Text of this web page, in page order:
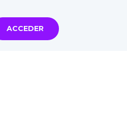
ACCEDER